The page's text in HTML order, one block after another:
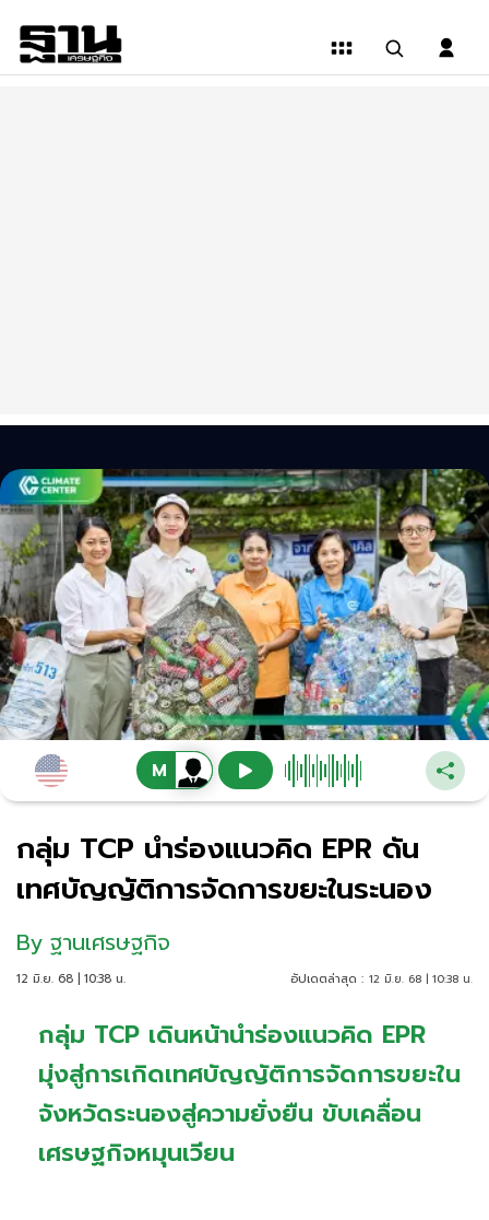
กลุ่ม TCP นำร่องแนวคิด EPR ดัน
เทศบัญญัติการจัดการขยะในระนอง
By ฐานเศรษฐกิจ
12 มิ.ย. 68 | 10:38 น. อัปเดตล่าสุด : 12 มิ.ย. 68 | 10:38 น.
กลุ่ม TCP เดินหน้านำร่องแนวคิด EPR
มุ่งสู่การเกิดเทศบัญญัติการจัดการขยะใน
จังหวัดระนองสู่ความยั่งยืน ขับเคลื่อน
เศรษฐกิจหมุนเวียน